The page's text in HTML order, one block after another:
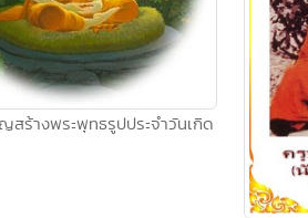
สร้างพระพุทธรูปประจำวันเกิด